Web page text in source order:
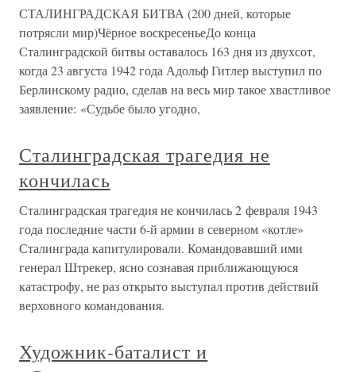
СТАЛИНГРАДСКАЯ БИТВА (200 дней, которые
потрясли мир)Чёрное воскресеньеДо конца
Сталинградской битвы оставалось 163 дня из двухсот,
когда 23 августа 1942 года Адольф Гитлер выступил по
Берлинскому радио, сделав на весь мир такое хвастливое
заявление: «Судьбе было угодно,
Сталинградская трагедия не
кончилась
Сталинградская трагедия не кончилась 2 февраля 1943
года последние части 6-й армии в северном «котле»
Сталинграда капитулировали. Командовавший ими
генерал Штрекер, ясно сознавая приближающуюся
катастрофу, не раз открыто выступал против действий
верховного командования.
Художник-баталист и